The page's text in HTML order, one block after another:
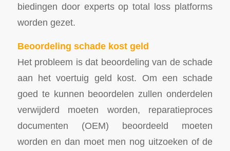
biedingen door experts op total loss platforms
worden gezet.
Beoordeling schade kost geld
Het probleem is dat beoordeling van de schade
aan het voertuig geld kost. Om een schade
goed te kunnen beoordelen zullen onderdelen
verwijderd moeten worden, reparatieproces
documenten (OEM) beoordeeld moeten
worden en dan moet men nog uitzoeken of de